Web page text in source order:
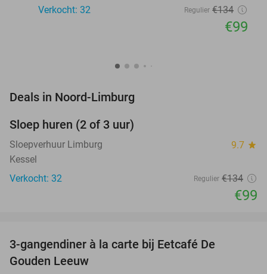
Verkocht: 32 Regulier €134
€99
Deals in Noord-Limburg
NEW
TODAY
Sloep huren (2 of 3 uur)
Sloepverhuur Limburg 9.7 star
Kessel
Verkocht: 32
Regulier €134
€99
3-gangendiner à la carte bij Eetcafé De
Gouden Leeuw